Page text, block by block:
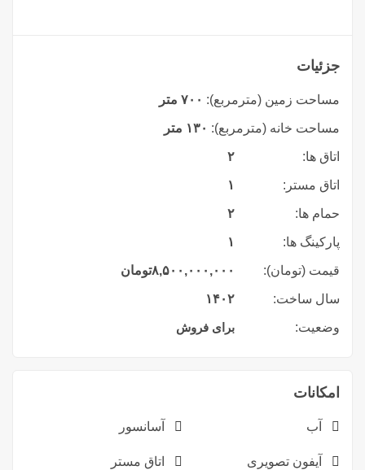
جزئیات
مساحت زمین (مترمربع): ۷۰۰ متر
مساحت خانه (مترمربع): ۱۳۰ متر
اتاق ها: ۲
اتاق مستر: ۱
حمام ها: ۲
پارکینگ ها: ۱
قیمت (تومان): ۸,۵۰۰,۰۰۰,۰۰۰تومان
سال ساخت: ۱۴۰۲
وضعیت: برای فروش
امکانات
آب آسانسور
آیفون تصویری اتاق مستر